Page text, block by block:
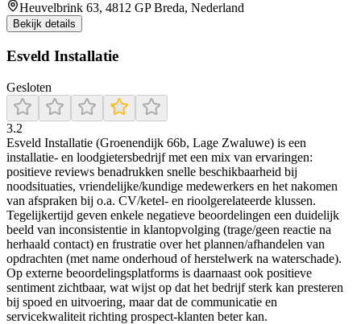
Heuvelbrink 63, 4812 GP Breda, Nederland
Bekijk details
Esveld Installatie
Gesloten
3.2
Esveld Installatie (Groenendijk 66b, Lage Zwaluwe) is een
installatie- en loodgietersbedrijf met een mix van ervaringen:
positieve reviews benadrukken snelle beschikbaarheid bij
noodsituaties, vriendelijke/kundige medewerkers en het nakomen
van afspraken bij o.a. CV/ketel- en rioolgerelateerde klussen.
Tegelijkertijd geven enkele negatieve beoordelingen een duidelijk
beeld van inconsistentie in klantopvolging (trage/geen reactie na
herhaald contact) en frustratie over het plannen/afhandelen van
opdrachten (met name onderhoud of herstelwerk na waterschade).
Op externe beoordelingsplatforms is daarnaast ook positieve
sentiment zichtbaar, wat wijst op dat het bedrijf sterk kan presteren
bij spoed en uitvoering, maar dat de communicatie en
servicekwaliteit richting prospect-klanten beter kan.